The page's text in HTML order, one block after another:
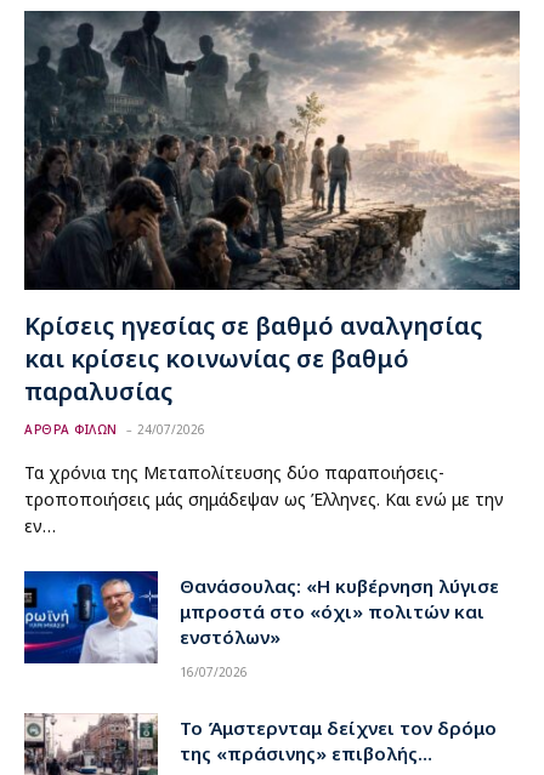
Κρίσεις ηγεσίας σε βαθμό αναλγησίας
και κρίσεις κοινωνίας σε βαθμό
παραλυσίας
ΑΡΘΡΑ ΦΙΛΩΝ 24/07/2026
Τα χρόνια της Μεταπολίτευσης δύο παραποιήσεις-
τροποποιήσεις μάς σημάδεψαν ως Έλληνες. Και ενώ με την
εν…
Θανάσουλας: «Η κυβέρνηση λύγισε
μπροστά στο «όχι» πολιτών και
ενστόλων»
16/07/2026
Το Άμστερνταμ δείχνει τον δρόμο
της «πράσινης» επιβολής…